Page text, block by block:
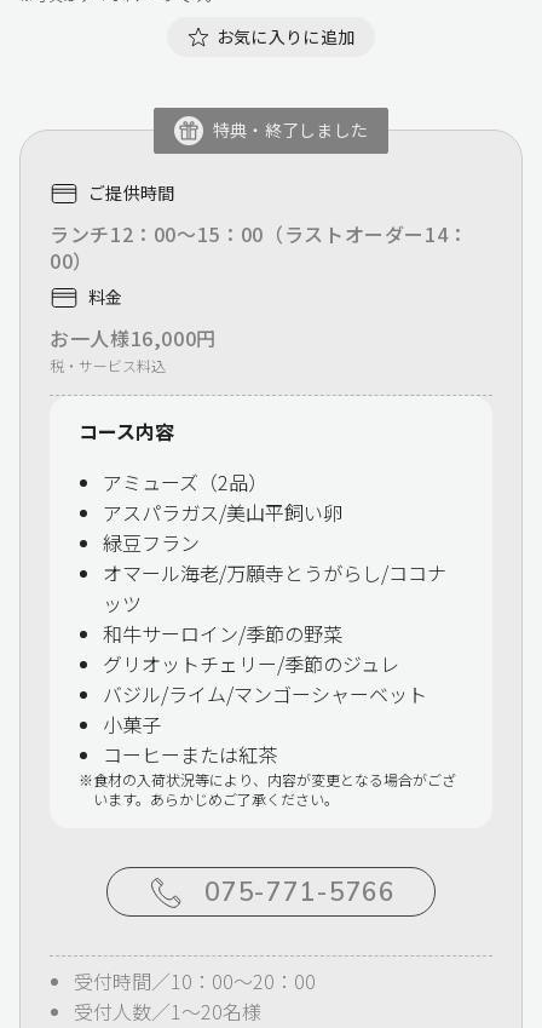
お気に入りに追加
特典・終了しました
ご提供時間
ランチ12：00～15：00（ラストオーダー14：
00）
料金
お一人様16,000円
税・サービス料込
コース内容
アミューズ（2品）
アスパラガス/美山平飼い卵
緑豆フラン
オマール海老/万願寺とうがらし/ココナ
ッツ
和牛サーロイン/季節の野菜
グリオットチェリー/季節のジュレ
バジル/ライム/マンゴーシャーベット
小菓子
コーヒーまたは紅茶
食材の入荷状況等により、内容が変更となる場合がござ
います。あらかじめご了承ください。
075-771-5766
受付時間／10：00～20：00
受付人数／1～20名様